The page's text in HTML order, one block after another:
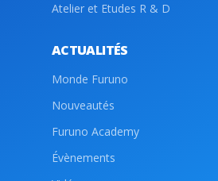
Atelier et Etudes R & D
ACTUALITÉS
Monde Furuno
Nouveautés
Furuno Academy
Évènements